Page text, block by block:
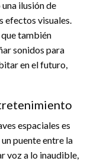
ilusión de
visuales.
también
sonidos para
en el futuro,
espaciales es
puente entre la
voz a lo inaudible,